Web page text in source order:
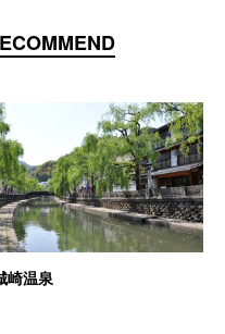
崎温泉